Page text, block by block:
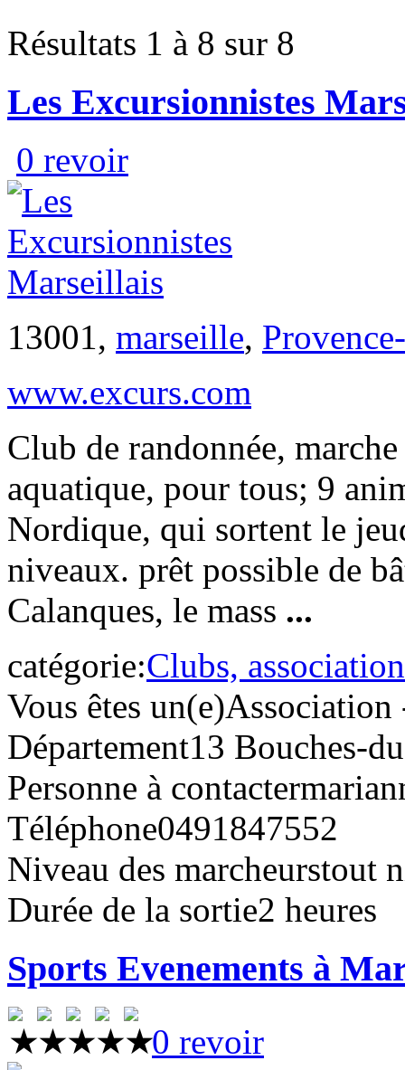
Résultats 1 à 8 sur 8
Les Excursionnistes
0 revoir
13001, marseille,
www.excurs.com
Club de randonnée,
aquatique, pour tous; 9
Nordique, qui sortent le
niveaux. prêt possible de
Calanques, le mass ...
catégorie:Clubs,
Vous êtes un(e)Association
Département13 Bouches-
Personne à contacter
Téléphone0491847552
Niveau des marcheurstout
Durée de la sortie2 heures
Sports Evenements à
0 revoir